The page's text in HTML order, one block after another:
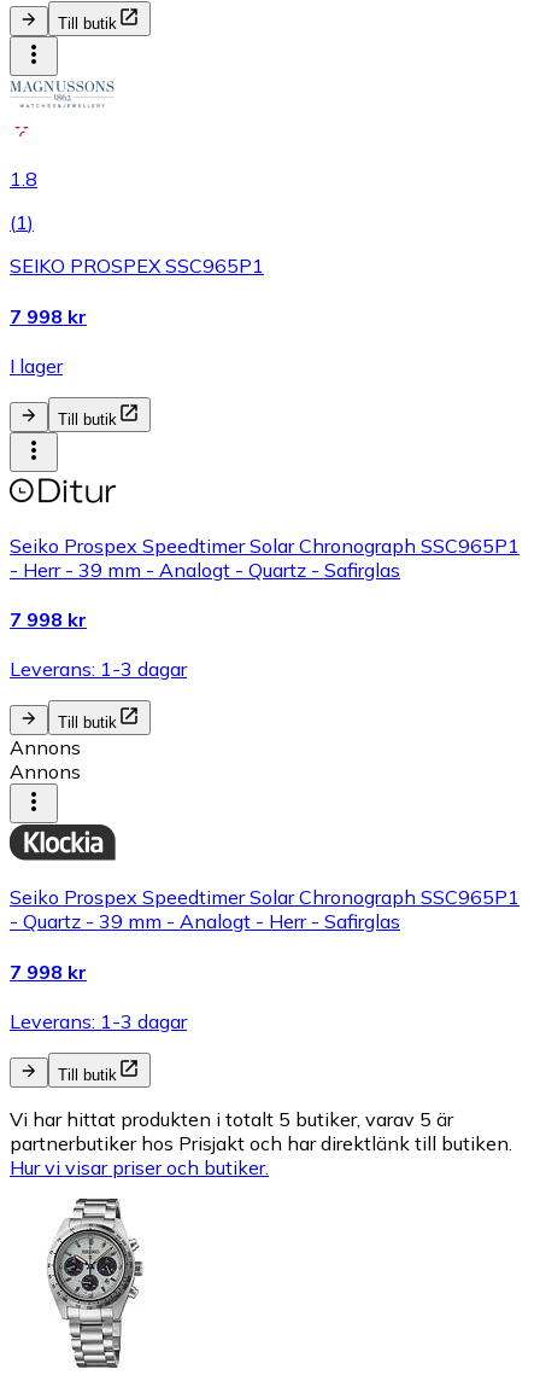
Till butik
1.8
(1)
SEIKO PROSPEX SSC965P1
7 998 kr
I lager
Till butik
Seiko Prospex Speedtimer Solar Chronograph SSC965P1
- Herr - 39 mm - Analogt - Quartz - Safirglas
7 998 kr
Leverans: 1-3 dagar
Till butik
Annons
Annons
Seiko Prospex Speedtimer Solar Chronograph SSC965P1
- Quartz - 39 mm - Analogt - Herr - Safirglas
7 998 kr
Leverans: 1-3 dagar
Till butik
Vi har hittat produkten i totalt 5 butiker, varav 5 är
partnerbutiker hos Prisjakt och har direktlänk till butiken.
Hur vi visar priser och butiker.